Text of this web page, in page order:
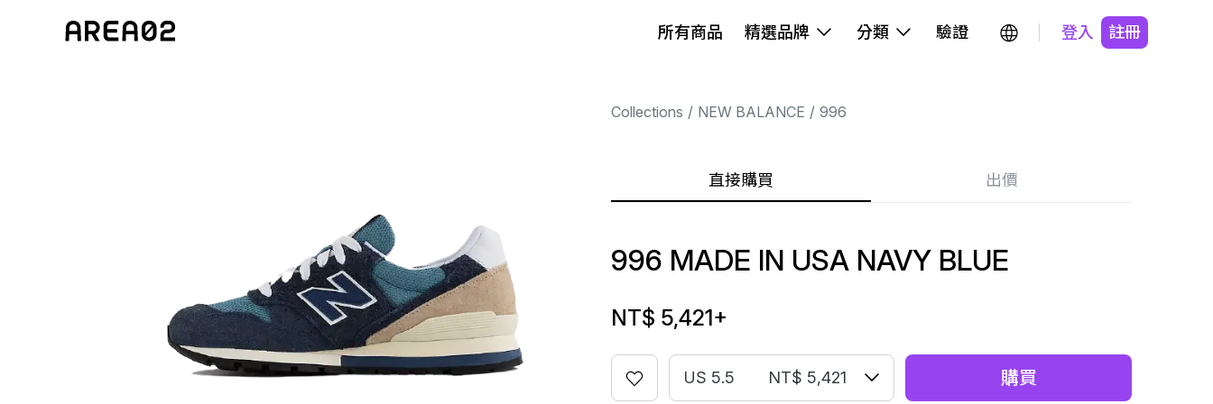
所有商品 精選品牌 分類 驗證 登入 註冊
Collections NEW BALANCE 996
直接購買 出價
996 MADE IN USA NAVY BLUE
NT$ 5,421+
US 5.5 NT$ 5,421 購買